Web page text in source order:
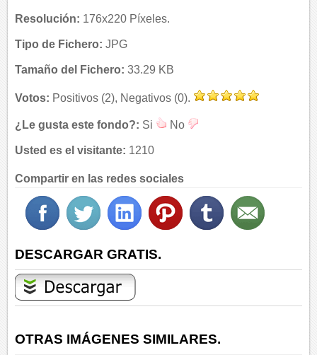
Resolución: 176x220 Píxeles.
Tipo de Fichero: JPG
Tamaño del Fichero: 33.29 KB
Votos: Positivos (2), Negativos (0).
¿Le gusta este fondo?: Si No
Usted es el visitante: 1210
Compartir en las redes sociales
DESCARGAR GRATIS.
OTRAS IMÁGENES SIMILARES.